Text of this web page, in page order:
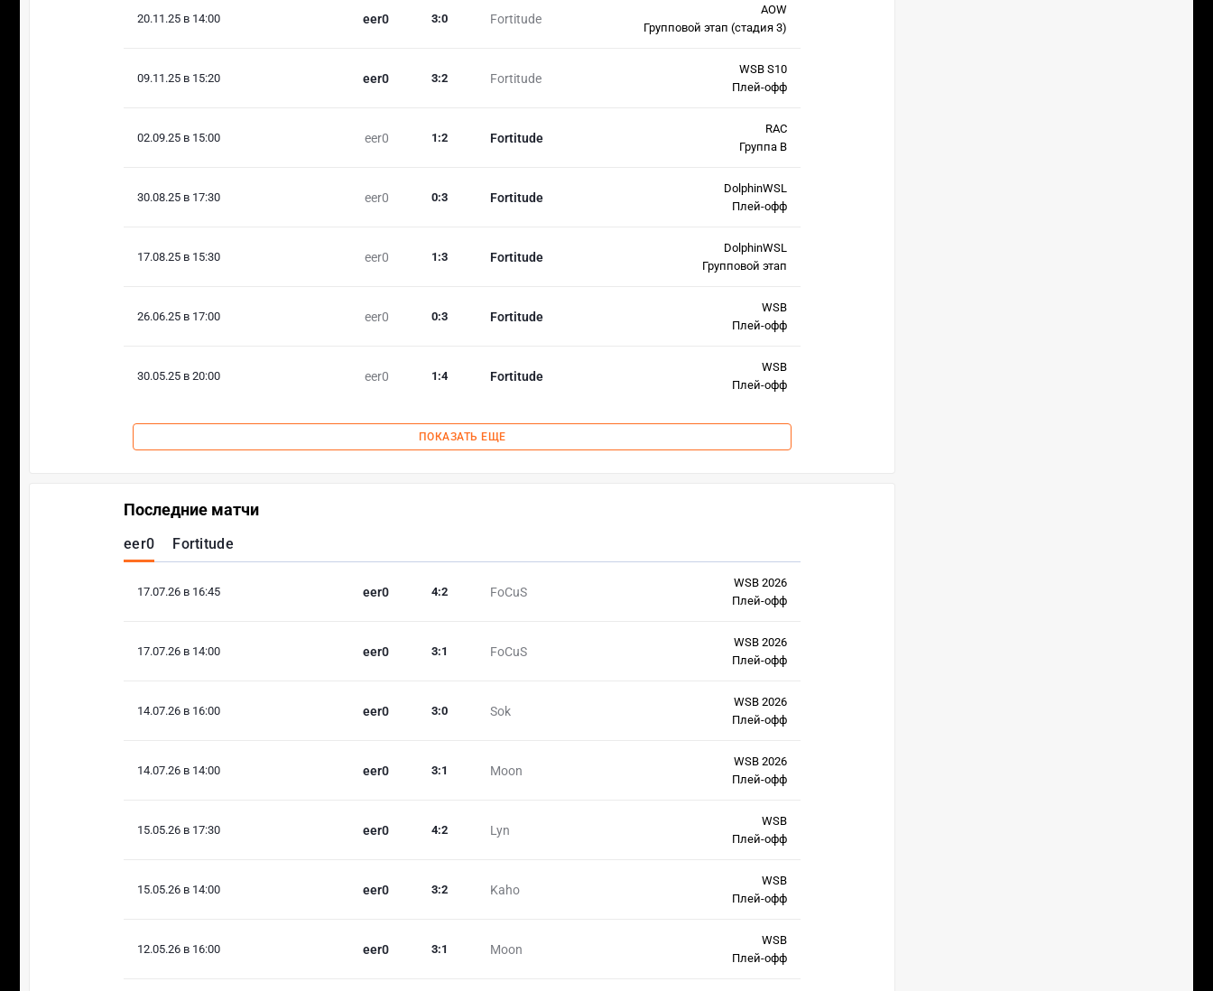
20.11.25 в 14:00 eer0 Fortitude
3:0
AOW
Групповой этап (стадия 3)
09.11.25 в 15:20 eer0 Fortitude
3:2
WSB S10
Плей-офф
02.09.25 в 15:00 eer0 Fortitude
1 :2
RAC
Группа B
30.08.25 в 17:30 eer0 Fortitude
0:3
DolphinWSL
Плей-офф
17.08.25 в 15:30 eer0 Fortitude
1 :3
DolphinWSL
Групповой этап
26.06.25 в 17:00 eer0 Fortitude
0:3
WSB
Плей-офф
30.05.25 в 20:00 eer0 Fortitude
1 :4
WSB
Плей-офф
ПОКАЗАТЬ ЕЩЕ
Последние матчи
eer0 Fortitude
17.07.26 в 16:45 eer0 FoCuS
4:2
WSB 2026
Плей-офф
17.07.26 в 14:00 eer0 FoCuS
3:1
WSB 2026
Плей-офф
14.07.26 в 16:00 eer0 Sok
3:0
WSB 2026
Плей-офф
14.07.26 в 14:00 eer0 Moon
3:1
WSB 2026
Плей-офф
15.05.26 в 17:30 eer0 Lyn
4:2
WSB
Плей-офф
15.05.26 в 14:00 eer0 Kaho
3:2
WSB
Плей-офф
12.05.26 в 16:00 eer0 Moon
3:1
WSB
Плей-офф